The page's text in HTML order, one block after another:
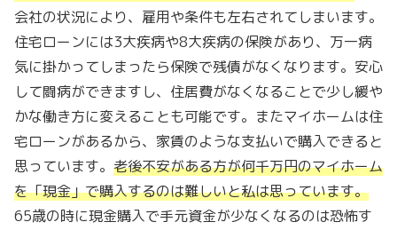
会社の状況により、雇用や条件も左右されてしまいます。
住宅ローンには3大疾病や8大疾病の保険があり、万一病
気に掛かってしまったら保険で残債がなくなります。安心
して闘病ができますし、住居費がなくなることで少し緩や
かな働き方に変えることも可能です。またマイホームは住
宅ローンがあるから、家賃のような支払いで購入できると
思っています。 老後不安がある方が何千万円のマイホーム
を「現金」で購入するのは難しいと私は思っています。
65歳の時に現金購入で手元資金が少なくなるのは恐怖す